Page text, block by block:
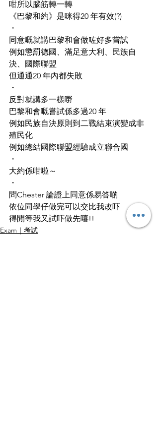
咁所以腦筋轉一轉
《巴黎和約》是咪得20 年有效(?)
・
同意嘅就講巴黎和會做咗好多嘗試
例如懲罰德國、滿足意大利、民族自
決、國際聯盟
但通通20 年內都失敗
・
反對就講多一樣嘢
巴黎和會嘅嘗試係多過20 年
例如民族自決原則到二戰結束演變成非
殖民化
例如總結國際聯盟經驗成立聯合國
・
大約係咁啦～
・
問Chester 論證上同意係易答啲
依位同學仔做完可以交比我改吓
得閒等我又試吓做先嘻!!
Exam｜考試